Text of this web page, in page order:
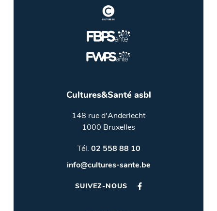
Cultures&Santé asbl
148 rue d'Anderlecht
1000 Bruxelles
Tél. 02 558 88 10
info@cultures-sante.be
SUIVEZ-NOUS